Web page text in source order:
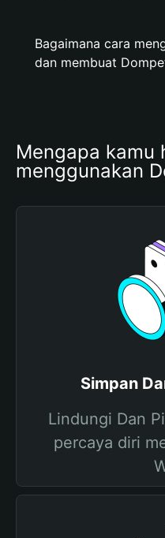
Bagaimana cara
dan membuat
Mengapa kamu
menggunakan
Simpan
Lindungi Dan
percaya diri